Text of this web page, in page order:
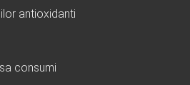
antioxidanti
consumi